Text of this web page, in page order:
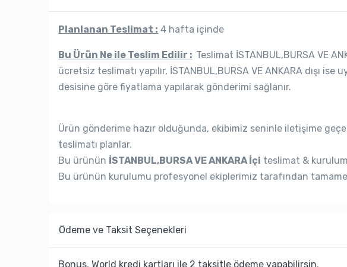
Planlanan Teslimat : 4 hafta içinde
Bu Ürün Ne ile Teslim Edilir : Teslimat İSTANBUL,BURSA VE
ücretsiz teslimatı yapılır, İSTANBUL,BURSA VE ANKARA dışı
desisine göre fiyatlama yapılarak gönderimi sağlanır.
Ürün gönderime hazır olduğunda, ekibimiz seninle iletişime
teslimatı planlar.
Bu ürünün İSTANBUL,BURSA VE ANKARA İçi teslimat &
Bu ürünün kurulumu profesyonel ekiplerimiz tarafından
Ödeme ve Taksit Seçenekleri
Bonus, World kredi kartları ile 2 taksitle ödeme yapabilirsin.